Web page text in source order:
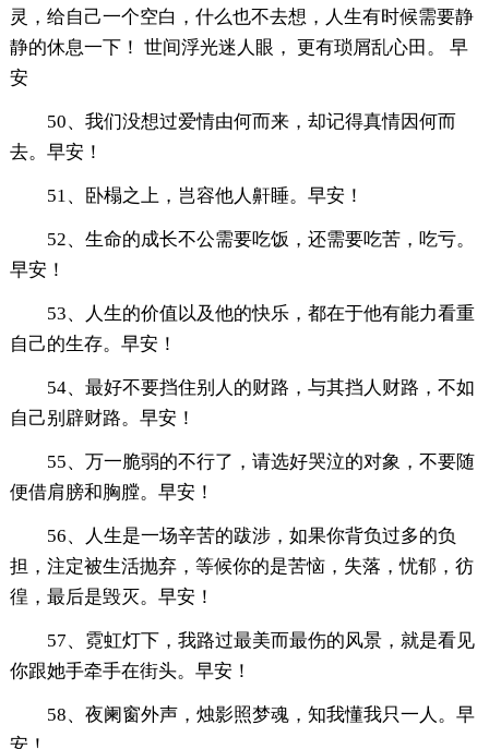
灵，给自己一个空白，什么也不去想，人生有时候需要静
静的休息一下！ 世间浮光迷人眼， 更有琐屑乱心田。 早
安
50、我们没想过爱情由何而来，却记得真情因何而
去。早安！
51、卧榻之上，岂容他人鼾睡。早安！
52、生命的成长不公需要吃饭，还需要吃苦，吃亏。
早安！
53、人生的价值以及他的快乐，都在于他有能力看重
自己的生存。早安！
54、最好不要挡住别人的财路，与其挡人财路，不如
自己别辟财路。早安！
55、万一脆弱的不行了，请选好哭泣的对象，不要随
便借肩膀和胸膛。早安！
56、人生是一场辛苦的跋涉，如果你背负过多的负
担，注定被生活抛弃，等候你的是苦恼，失落，忧郁，彷
徨，最后是毁灭。早安！
57、霓虹灯下，我路过最美而最伤的风景，就是看见
你跟她手牵手在街头。早安！
58、夜阑窗外声，烛影照梦魂，知我懂我只一人。早